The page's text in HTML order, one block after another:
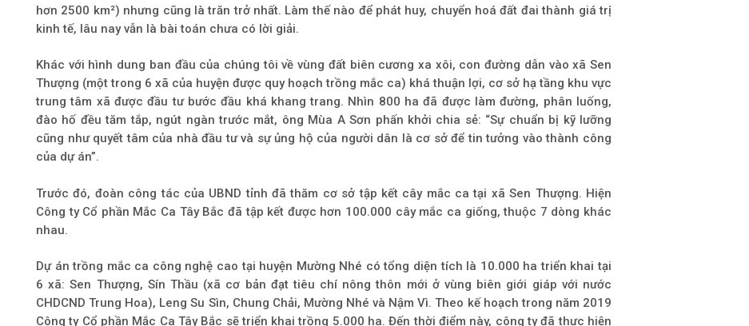
hơn 2500 km²) nhưng cũng là trăn trở nhất. Làm thế nào để phát huy, chuyển hoá đất đai thành giá trị
kinh tế, lâu nay vẫn là bài toán chưa có lời giải.
Khác với hình dung ban đầu của chúng tôi về vùng đất biên cương xa xôi, con đường dẫn vào xã Sen
Thượng (một trong 6 xã của huyện được quy hoạch trồng mắc ca) khá thuận lợi, cơ sở hạ tầng khu vực
trung tâm xã được đầu tư bước đầu khá khang trang. Nhìn 800 ha đã được làm đường, phân luống,
đào hố đều tăm tắp, ngút ngàn trước mắt, ông Mùa A Sơn phấn khởi chia sẻ: “Sự chuẩn bị kỹ lưỡng
cũng như quyết tâm của nhà đầu tư và sự ủng hộ của người dân là cơ sở để tin tưởng vào thành công
của dự án”.
Trước đó, đoàn công tác của UBND tỉnh đã thăm cơ sở tập kết cây mắc ca tại xã Sen Thượng. Hiện
Công ty Cổ phần Mắc Ca Tây Bắc đã tập kết được hơn 100.000 cây mắc ca giống, thuộc 7 dòng khác
nhau.
Dự án trồng mắc ca công nghệ cao tại huyện Mường Nhé có tổng diện tích là 10.000 ha triển khai tại
6 xã: Sen Thượng, Sín Thầu (xã cơ bản đạt tiêu chí nông thôn mới ở vùng biên giới giáp với nước
CHDCND Trung Hoa), Leng Su Sìn, Chung Chải, Mường Nhé và Nậm Vì. Theo kế hoạch trong năm 2019
Công ty Cổ phần Mắc Ca Tây Bắc sẽ triển khai trồng 5.000 ha. Đến thời điểm này, công ty đã thực hiện